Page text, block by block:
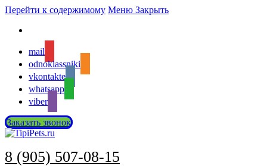
Перейти к содержимому Меню Закрыть
mail
odnoklassniki
vkontakte
whatsapp
viber
Заказать звонок
8 (905) 507-08-15